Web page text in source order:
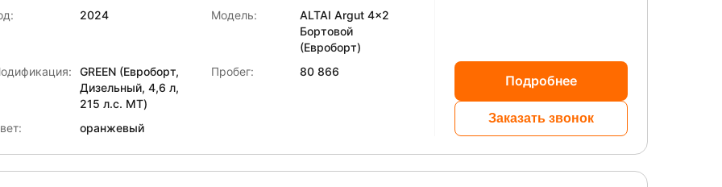
грузовики
центр "КАМАЗ"
Тюнинг
2024 Модель:
ALTAI Аrgut 4x2
Бортовой
(Евроборт)
GREEN (Евроборт,
Дизельный, 4,6 л,
215 л.с. МТ)
Пробег: 80 866
оранжевый
Подробнее
Заказать звонок